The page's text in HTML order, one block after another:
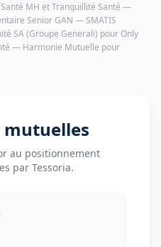
MH et Tranquillité Santé —
Senior GAN — SMATIS
SA (Groupe Generali) pour Only
— Harmonie Mutuelle pour
au positionnement
par Tessoria.